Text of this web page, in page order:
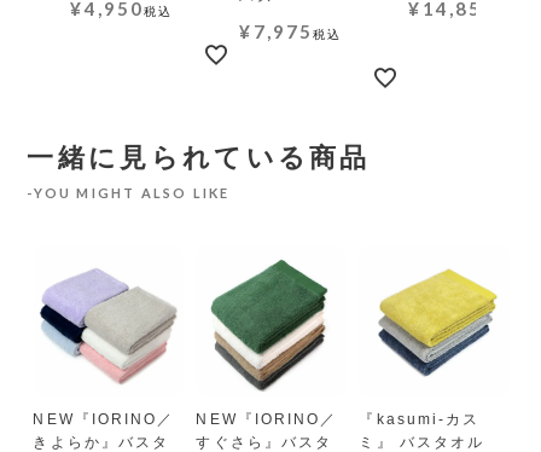
¥4,950税込
¥ 7,975税込
¥ 14,850
一緒に見られている商品
YOU MIGHT ALSO LIKE
NEW『IORINO／
きよらか』バスタ
NEW『IORINO／
すぐさら』バスタ
『kasumi-カス
ミ』 バスタオル